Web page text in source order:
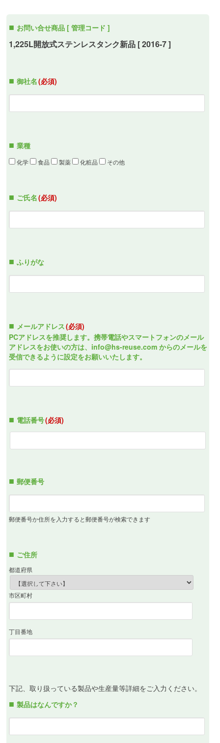
お問い合せ商品 [ 管理コード ]
1,225L開放式ステンレスタンク新品 [ 2016-7 ]
御社名(必須)
業種
化学 食品 製薬 化粧品 その他
ご氏名(必須)
ふりがな
メールアドレス(必須)
PCアドレスを推奨します。携帯電話やスマートフォンのメール
アドレスをお使いの方は、info@hs-reuse.com からのメールを
受信できるように設定をお願いいたします。
電話番号(必須)
郵便番号
郵便番号か住所を入力すると郵便番号が検索できます
ご住所
都道府県
市区町村
丁目番地
下記、取り扱っている製品や生産量等詳細をご入力ください。
製品はなんですか？